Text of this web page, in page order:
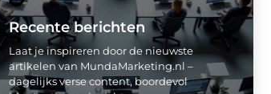
Recente berichten
Laat je inspireren door de nieuwste
artikelen van MundaMarketing.nl –
dagelijks verse content, boordevol